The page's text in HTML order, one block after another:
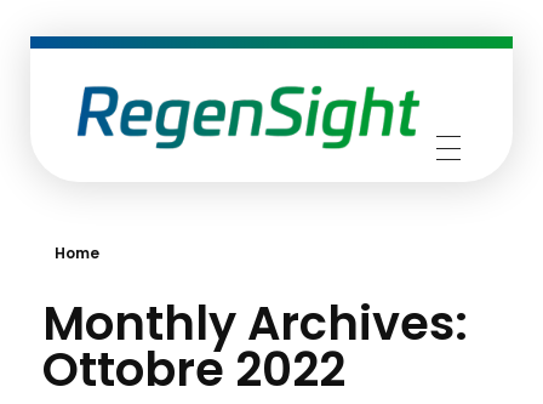
Home
Monthly Archives:
Ottobre 2022